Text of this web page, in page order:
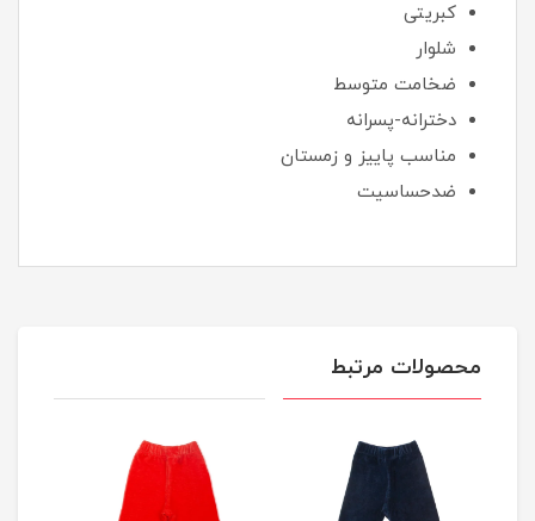
کبریتی
شلوار
ضخامت متوسط
دخترانه-پسرانه
مناسب پاییز و زمستان
ضدحساسیت
محصولات مرتبط